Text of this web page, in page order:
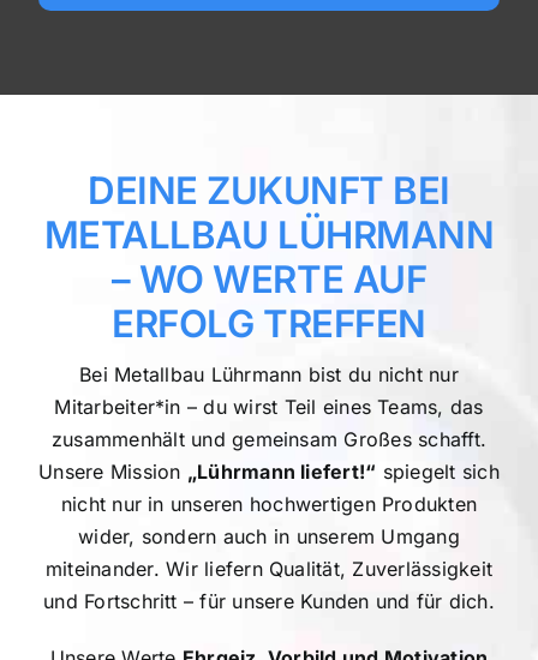
DEINE ZUKUNFT BEI
METALLBAU LÜHRMANN
– WO WERTE AUF
ERFOLG TREFFEN
Bei Metallbau Lührmann bist du nicht nur
Mitarbeiter*in – du wirst Teil eines Teams, das
zusammenhält und gemeinsam Großes schafft.
Unsere Mission „Lührmann liefert!“ spiegelt sich
nicht nur in unseren hochwertigen Produkten
wider, sondern auch in unserem Umgang
miteinander. Wir liefern Qualität, Zuverlässigkeit
und Fortschritt – für unsere Kunden und für dich.